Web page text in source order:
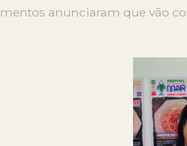
anunciaram que vão